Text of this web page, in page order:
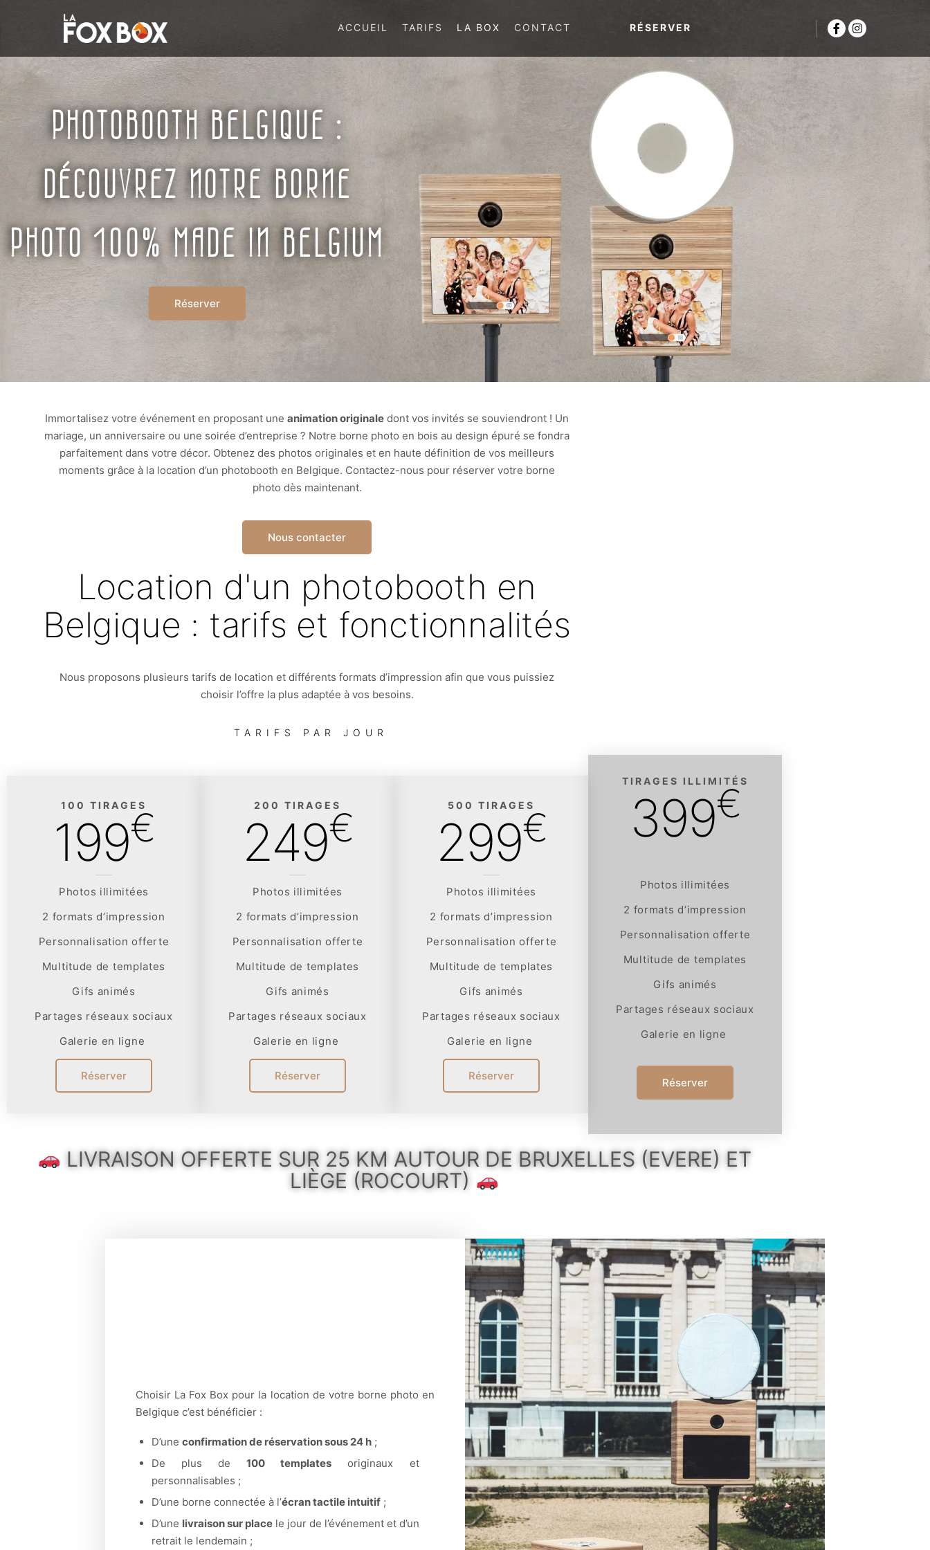
ACCUEIL TARIFS LA BOX CONTACT RÉSERVER
PHOTOBOOTH BELGIQUE :
DÉCOUVREZ NOTRE BORNE
PHOTO 100% MADE IN BELGIUM
Réserver
Immortalisez votre événement en proposant une animation originale dont vos invités se souviendront ! Un
mariage, un anniversaire ou une soirée d’entreprise ? Notre borne photo en bois au design épuré se fondra
parfaitement dans votre décor. Obtenez des photos originales et en haute définition de vos meilleurs
moments grâce à la location d’un photobooth en Belgique. Contactez-nous pour réserver votre borne
photo dès maintenant.
Nous contacter
Location d'un photobooth en
Belgique : tarifs et fonctionnalités
Nous proposons plusieurs tarifs de location et différents formats d’impression afin que vous puissiez
choisir l’offre la plus adaptée à vos besoins.
TARIFS PAR JOUR
100 TIRAGES
199€
Photos illimitées
2 formats d’impression
Personnalisation offerte
Multitude de templates
Gifs animés
Partages réseaux sociaux
Galerie en ligne
Réserver
200 TIRAGES
249€
Photos illimitées
2 formats d’impression
Personnalisation offerte
Multitude de templates
Gifs animés
Partages réseaux sociaux
Galerie en ligne
Réserver
500 TIRAGES
299€
Photos illimitées
2 formats d’impression
Personnalisation offerte
Multitude de templates
Gifs animés
Partages réseaux sociaux
Galerie en ligne
Réserver
TIRAGES ILLIMITÉS
399€
Photos illimitées
2 formats d’impression
Personnalisation offerte
Multitude de templates
Gifs animés
Partages réseaux sociaux
Galerie en ligne
Réserver
LIVRAISON OFFERTE SUR 25 KM AUTOUR DE BRUXELLES (EVERE) ET
LIÈGE (ROCOURT)
Choisir La Fox Box pour la location de votre borne photo en
Belgique c’est bénéficier :
D’une confirmation de réservation sous 24 h;
De plus de 100 templates originaux et
personnalisables ;
D’une borne connectée à l’écran tactile intuitif;
D’une livraison sur placele jour de l’événement et d’un
retrait le lendemain ;